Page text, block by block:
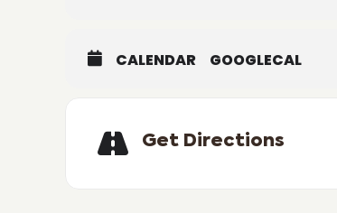
CALENDAR GOOGLECAL
Get Directions